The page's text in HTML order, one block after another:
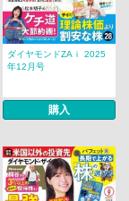
ダイヤモンドZAｉ 2025
年12月号
購入